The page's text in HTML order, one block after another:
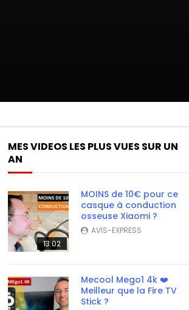
MES VIDEOS LES PLUS VUES SUR UN
AN
13:02
MOINS de 10€ pour ce
casque à conduction
osseuse Xiaomi ?
AVIS-EXPRESS
Mecool Mego1 4k ❤️
Meilleur que la Fire TV
Stick ?